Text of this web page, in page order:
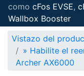
como cFos EVSE,
Wallbox Booster
Vistazo del
» Habilite el
Archer AX6000